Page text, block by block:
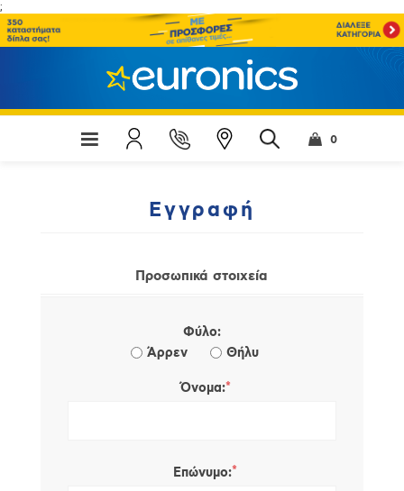
;
0
Εγγραφή
Προσωπικά στοιχεία
Φύλο:
Άρρεν
Θήλυ
Όνομα:*
Επώνυμο:*